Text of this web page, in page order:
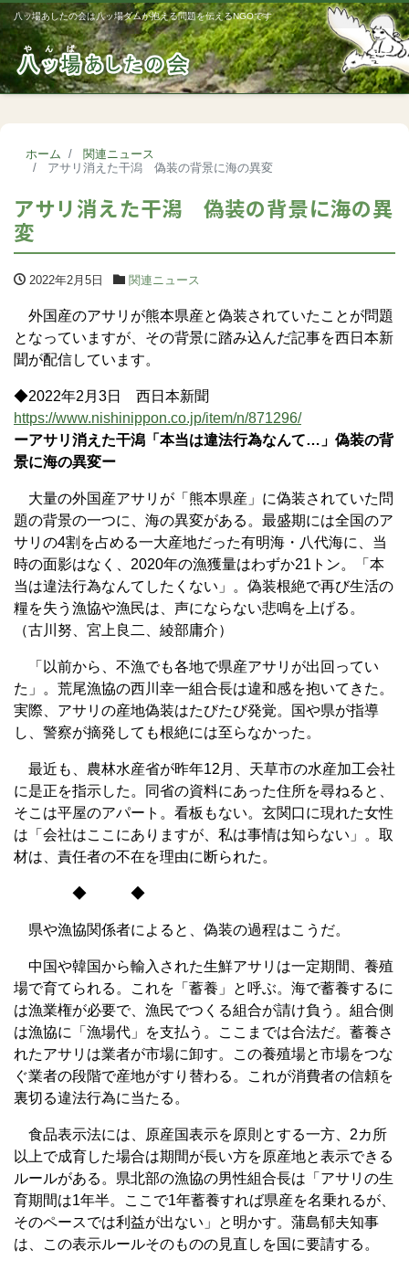
八ッ場あしたの会は八ッ場ダムが抱える問題を伝えるNGOです
ホーム
関連ニュース
アサリ消えた干潟 偽装の背景に海の異変
アサリ消えた干潟 偽装の背景に海の異
変
2022年2月5日 関連ニュース
外国産のアサリが熊本県産と偽装されていたことが問題
となっていますが、その背景に踏み込んだ記事を西日本新
聞が配信しています。
◆2022年2月3日 西日本新聞
https://www.nishinippon.co.jp/item/n/871296/
ーアサリ消えた干潟「本当は違法行為なんて…」偽装の背
景に海の異変ー
大量の外国産アサリが「熊本県産」に偽装されていた問
題の背景の一つに、海の異変がある。最盛期には全国のア
サリの4割を占める一大産地だった有明海・八代海に、当
時の面影はなく、2020年の漁獲量はわずか21トン。「本
当は違法行為なんてしたくない」。偽装根絶で再び生活の
糧を失う漁協や漁民は、声にならない悲鳴を上げる。
（古川努、宮上良二、綾部庸介）
「以前から、不漁でも各地で県産アサリが出回ってい
た」。荒尾漁協の西川幸一組合長は違和感を抱いてきた。
実際、アサリの産地偽装はたびたび発覚。国や県が指導
し、警察が摘発しても根絶には至らなかった。
最近も、農林水産省が昨年12月、天草市の水産加工会社
に是正を指示した。同省の資料にあった住所を尋ねると、
そこは平屋のアパート。看板もない。玄関口に現れた女性
は「会社はここにありますが、私は事情は知らない」。取
材は、責任者の不在を理由に断られた。
◆ ◆
県や漁協関係者によると、偽装の過程はこうだ。
中国や韓国から輸入された生鮮アサリは一定期間、養殖
場で育てられる。これを「蓄養」と呼ぶ。海で蓄養するに
は漁業権が必要で、漁民でつくる組合が請け負う。組合側
は漁協に「漁場代」を支払う。ここまでは合法だ。蓄養さ
れたアサリは業者が市場に卸す。この養殖場と市場をつな
ぐ業者の段階で産地がすり替わる。これが消費者の信頼を
裏切る違法行為に当たる。
食品表示法には、原産国表示を原則とする一方、2カ所
以上で成育した場合は期間が長い方を原産地と表示できる
ルールがある。県北部の漁協の男性組合長は「アサリの生
育期間は1年半。ここで1年蓄養すれば県産を名乗れるが、
そのペースでは利益が出ない」と明かす。蒲島郁夫知事
は、この表示ルールそのものの見直しを国に要請する。